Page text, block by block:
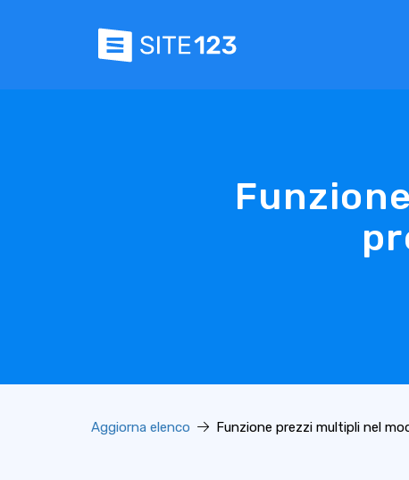
Aggiorna elenco Funzione prezzi multipli nel